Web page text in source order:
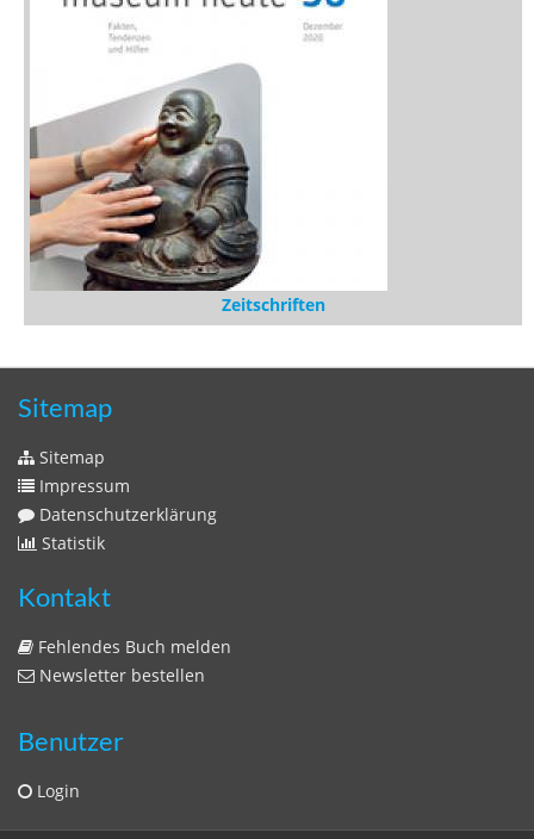
Zeitschriften
Sitemap
Sitemap
Impressum
Datenschutzerklärung
Statistik
Kontakt
Fehlendes Buch melden
Newsletter bestellen
Benutzer
Login